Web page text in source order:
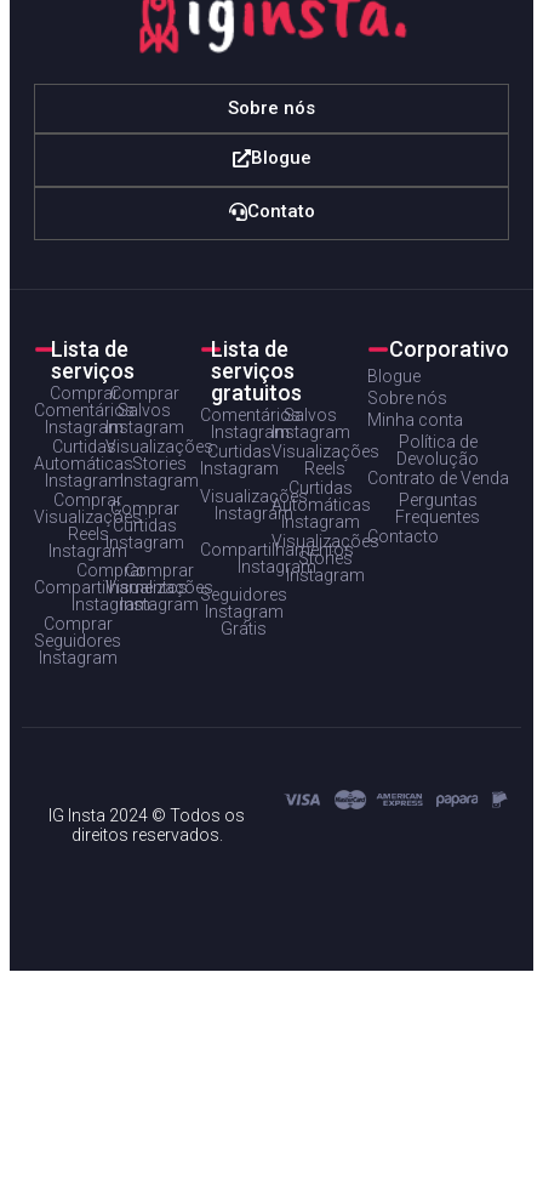
Sobre nós
Blogue
Contato
Lista de
serviços
Comprar
Comentários
Instagram
Comprar
Salvos
Instagram
Curtidas
Automáticas
Instagram
Visualizações
Stories
Instagram
Comprar
Visualizações
Reels
Instagram
Comprar
Curtidas
Instagram
Comprar
Compartilhamentos
Instagram
Comprar
Visualizações
Instagram
Comprar
Seguidores
Instagram
Lista de
serviços
gratuitos
Comentários
Instagram
Salvos
Instagram
Curtidas
Instagram
Visualizações
Reels
Visualizações
Instagram
Curtidas
Automáticas
Instagram
Compartilhamentos
Instagram
Visualizações
Stories
Instagram
Seguidores
Instagram
Grátis
Corporativo
Blogue
Sobre nós
Minha conta
Política de
Devolução
Contrato de Venda
Perguntas
Frequentes
Contacto
IG Insta 2024 © Todos os
direitos reservados.